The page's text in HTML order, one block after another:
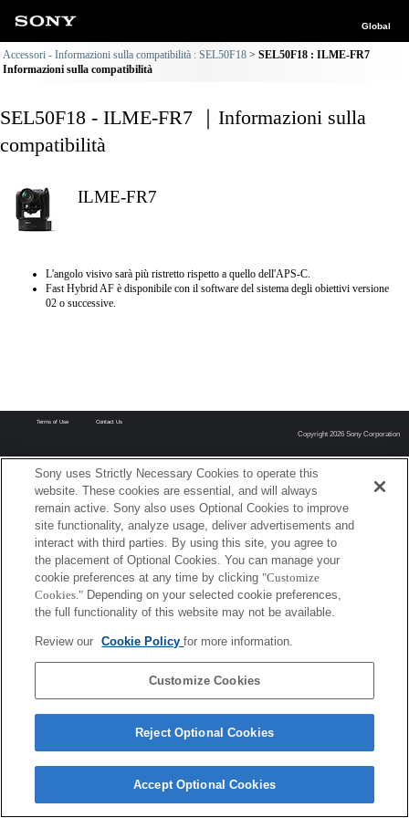
Global
Accessori - Informazioni sulla compatibilità : SEL50F18
SEL50F18 : ILME-FR7
Informazioni sulla compatibilità
SEL50F18 - ILME-FR7 ｜Informazioni sulla
compatibilità
ILME-FR7
L'angolo visivo sarà più ristretto rispetto a quello dell'APS-C.
Fast Hybrid AF è disponibile con il software del sistema degli obiettivi versione
02 o successive.
Terms of Use Contact Us
Copyright 2026 Sony Corporation
Sony uses Strictly Necessary Cookies to operate this
website. These cookies are essential, and will always
remain active. Sony also uses Optional Cookies to improve
site functionality, analyze usage, deliver advertisements and
interact with third parties. By using this site, you agree to
the placement of Optional Cookies. You can manage your
cookie preferences at any time by clicking "Customize
Cookies." Depending on your selected cookie preferences,
the full functionality of this website may not be available.
Review our Cookie Policyfor more information.
Customize Cookies
Reject Optional Cookies
Accept Optional Cookies